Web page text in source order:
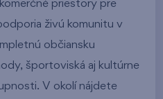
priestory pre
živú komunitu v
občiansku
športoviská aj kultúrne
V okolí nájdete